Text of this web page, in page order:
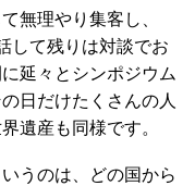
無理やり集客し、
して残りは対談でお
延々とシンポジウム
日だけたくさんの人
遺産も同様です。
うのは、どの国から